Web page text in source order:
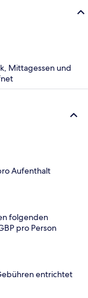
Mittagessen und
Aufenthalt
folgenden
pro Person
entrichtet